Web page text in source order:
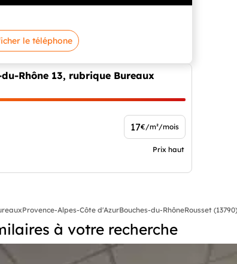
le téléphone
Rhône 13, rubrique Bureaux
17€/m²/mois
Prix haut
Provence-Alpes-Côte d'AzurBouches-du-RhôneRousset (13790)
à votre recherche